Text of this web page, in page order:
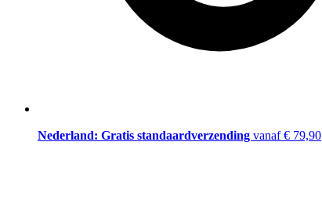
Nederland: Gratis standaardverzending vanaf € 79,90